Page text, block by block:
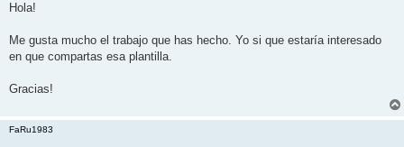
s
Hola!
Me gusta mucho el trabajo que has hecho. Yo si que estaría interesado
en que compartas esa plantilla.
Gracias!
FaRu1983